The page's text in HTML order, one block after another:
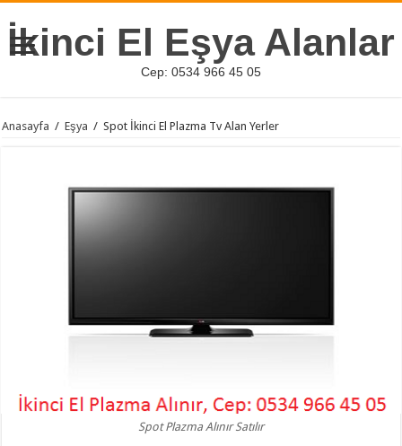
İkinci El Eşya Alanlar
Cep: 0534 966 45 05
Anasayfa / Eşya / Spot İkinci El Plazma Tv Alan Yerler
Spot Plazma Alınır Satılır